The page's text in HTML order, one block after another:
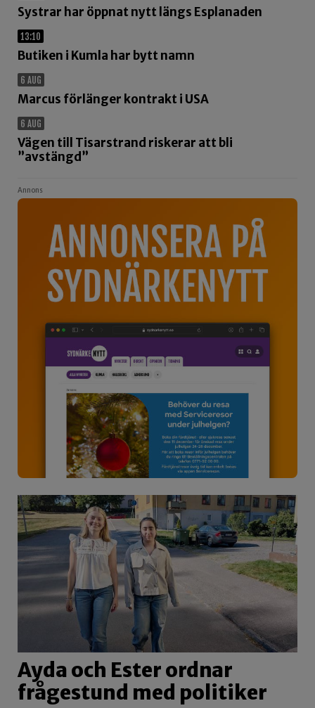
Systrar har öppnat nytt längs Esplanaden
13:10
Butiken i Kumla har bytt namn
6 AUG
Marcus förlänger kontrakt i USA
6 AUG
Vägen till Tisarstrand riskerar att bli
”avstängd”
Annons
Ayda och Ester ordnar
frågestund med politiker